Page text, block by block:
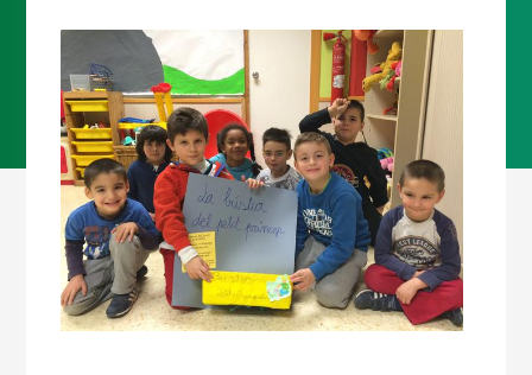
ALBERG CENTRE ESPLAI
FORMACIÓ
CASES DE COLÒNIES